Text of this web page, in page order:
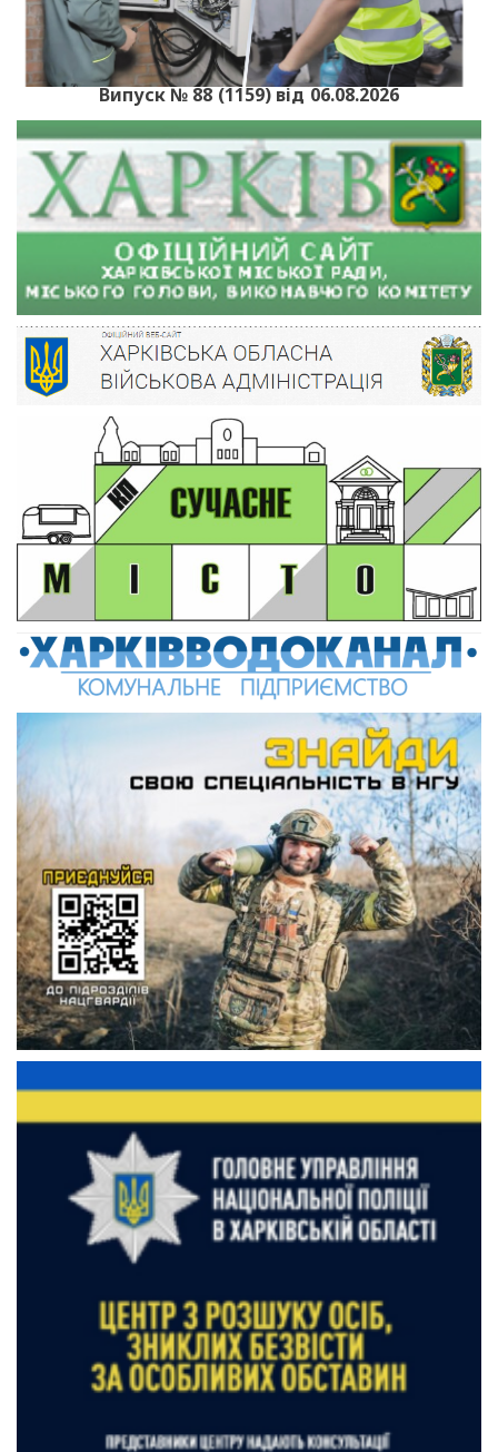
Випуск № 88 (1159) від 06.08.2026